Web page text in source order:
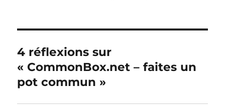
4 réflexions sur
« CommonBox.net – faites un
pot commun »